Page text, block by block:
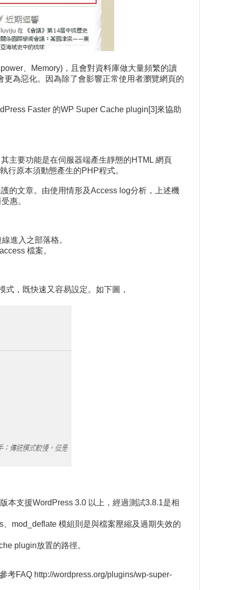
、Memory)，且會對資料庫做大量頻繁的讀
為惡化。因為除了會影響正常使用者瀏覽網頁的
Faster 的WP Super Cache plugin[3]來協助
主要功能是在伺服器端產生靜態的HTML 網頁
行原本須動態產生的PHP程式。
的文章。由使用情形及Access log分析，上述機
惠。
進入之部落格。
檔案。
，既快速又容易設定。如下圖，
本支援WordPress 3.0 以上，經過測試3.8.1是相
mod_deflate 模組則是與檔案壓縮及過期失效的
plugin放置的路徑。
考FAQ http://wordpress.org/plugins/wp-super-